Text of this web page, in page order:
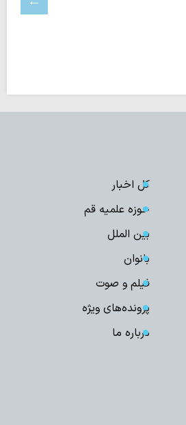
کل اخبار
حوزه علمیه قم
بین الملل
بانوان
فیلم و صوت
پرونده‌های ویژه
درباره ما